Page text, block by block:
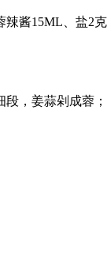
酱15ML、盐2
，姜蒜剁成蓉；